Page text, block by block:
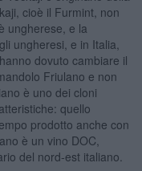
cioè il Furmint, non
ungherese, e la
ungheresi, e in Italia,
dovuto cambiare il
Friulano e non
è uno dei cloni
quello
prodotto anche con
è un vino DOC,
del nord-est italiano.